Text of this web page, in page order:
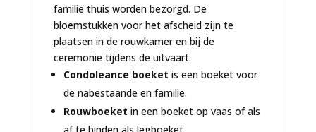
familie thuis worden bezorgd. De
bloemstukken voor het afscheid zijn te
plaatsen in de rouwkamer en bij de
ceremonie tijdens de uitvaart.
Condoleance boeket is een boeket voor
de nabestaande en familie.
Rouwboeket in een boeket op vaas of als